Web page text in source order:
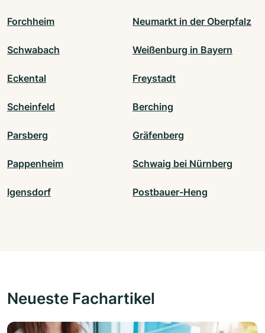
Forchheim Neumarkt in der Oberpfalz
Schwabach Weißenburg in Bayern
Eckental Freystadt
Scheinfeld Berching
Parsberg Gräfenberg
Pappenheim Schwaig bei Nürnberg
Igensdorf Postbauer-Heng
Neueste Fachartikel